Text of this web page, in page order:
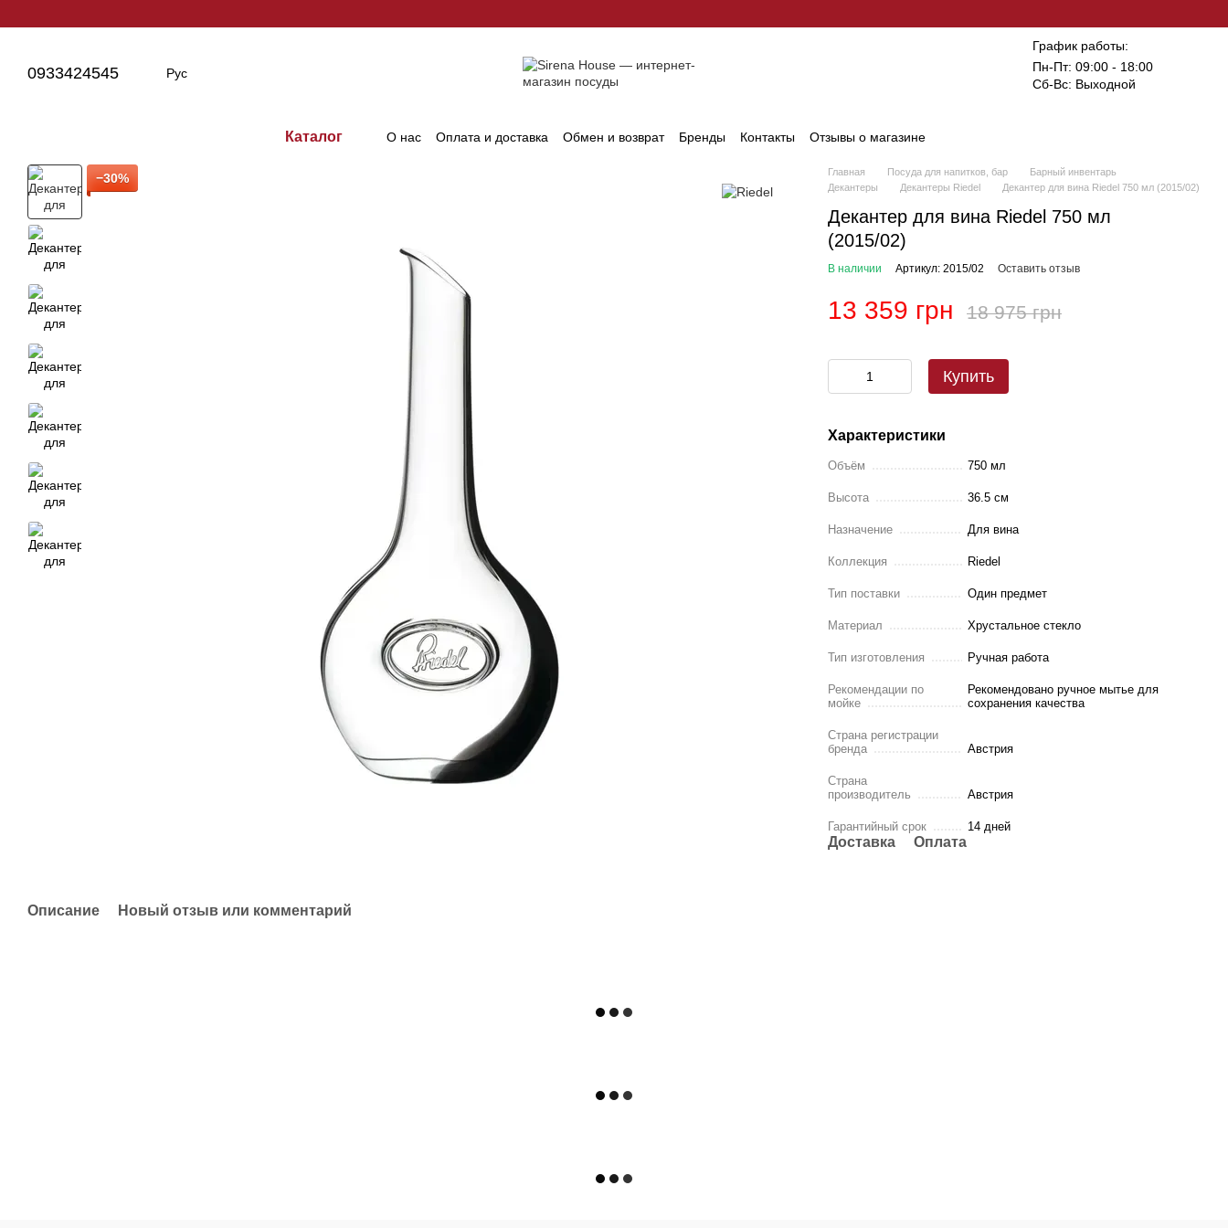
0933424545 Рус
График работы:
Пн-Пт: 09:00 - 18:00
Сб-Вс: Выходной
Каталог О нас Оплата и доставка Обмен и возврат Бренды Контакты Отзывы о магазине
−30%
Описание Новый отзыв или комментарий
Главная Посуда для напитков, бар
Барный инвентарь
Декантеры
Декантеры Riedel Декантер для вина Riedel 750 мл (2015/02)
Декантер для вина Riedel 750 мл
(2015/02)
В наличии Артикул: 2015/02 Оставить отзыв
13 359 грн 18 975 грн
Купить
Характеристики
Объём 750 мл
Высота 36.5 см
Назначение Для вина
Коллекция Riedel
Тип поставки Один предмет
Материал Хрустальное стекло
Тип изготовления Ручная работа
Рекомендации по
мойке
Рекомендовано ручное мытье для
сохранения качества
Страна регистрации
бренда
Австрия
Страна
производитель
Австрия
Гарантийный срок 14 дней
Доставка Оплата